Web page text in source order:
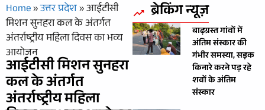
Home»उत्तर प्रदेश»आईटीसी
मिशन सुनहरा कल के अंतर्गत
अंतर्राष्ट्रीय महिला दिवस का भव्य
आयोजन
आईटीसी मिशन सुनहरा
कल के अंतर्गत
अंतर्राष्ट्रीय महिला
ब्रेकिंग न्यूज़
बाढ़ग्रस्त गांवों में
अंतिम संस्कार की
गंभीर समस्या, सड़क
किनारे करने पड़ रहे
शवों के अंतिम
संस्कार